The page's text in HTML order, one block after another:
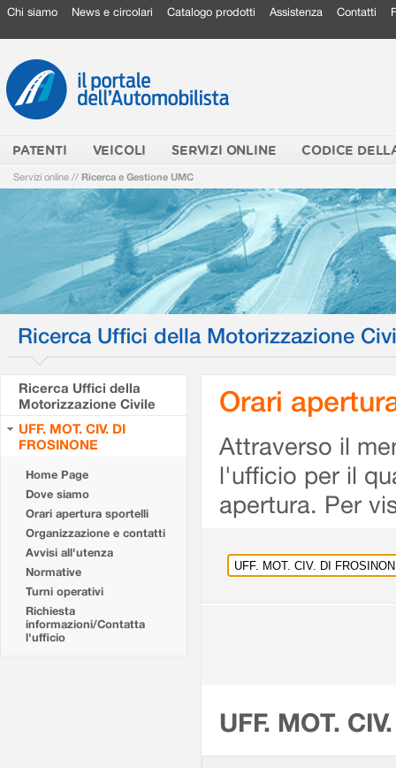
Chi siamo News e circolari Catalogo prodotti Assistenza Contatti
PATENTI VEICOLI SERVIZI ONLINE CODICE
Servizi online // Ricerca e Gestione UMC
Ricerca Uffici della Motorizzazione
Ricerca Uffici della
Motorizzazione Civile
UFF. MOT. CIV. DI
FROSINONE
Home Page
Dove siamo
Orari apertura sportelli
Organizzazione e contatti
Avvisi all'utenza
Normative
Turni operativi
Richiesta
informazioni/Contatta
l'ufficio
Orari
Attraverso il
l'ufficio per il
apertura. Per
UFF. MOT.